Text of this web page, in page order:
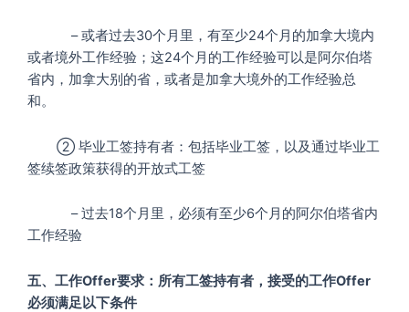
– 或者过去30个月里，有至少24个月的加拿大境内
或者境外工作经验；这24个月的工作经验可以是阿尔伯塔
省内，加拿大别的省，或者是加拿大境外的工作经验总
和。
② 毕业工签持有者：包括毕业工签，以及通过毕业工
签续签政策获得的开放式工签
– 过去18个月里，必须有至少6个月的阿尔伯塔省内
工作经验
五、工作Offer要求：所有工签持有者，接受的工作Offer
必须满足以下条件